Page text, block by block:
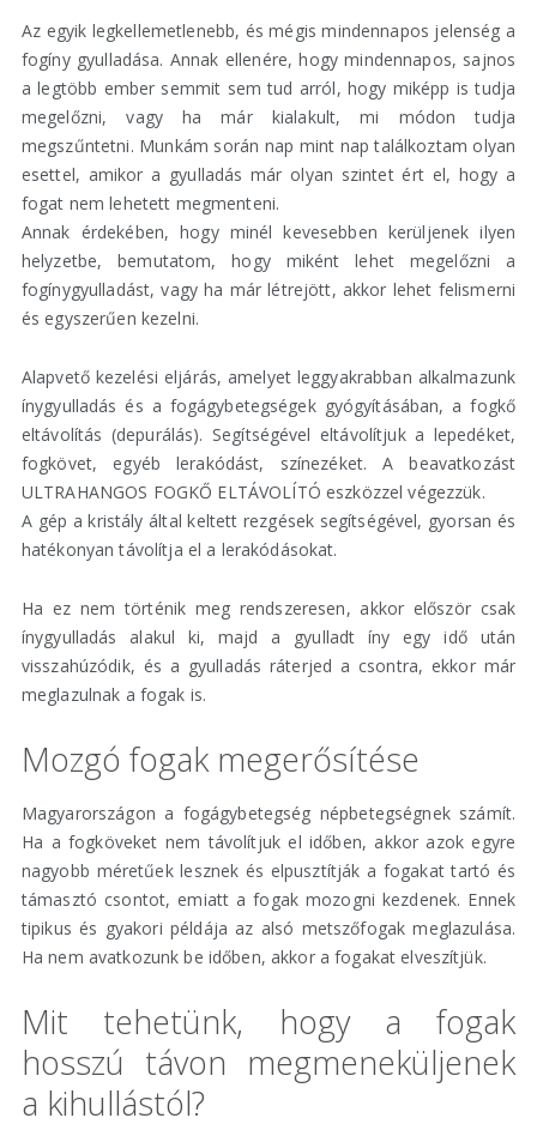
Az egyik legkellemetlenebb, és mégis mindennapos jelenség a
fogíny gyulladása. Annak ellenére, hogy mindennapos, sajnos
a legtöbb ember semmit sem tud arról, hogy miképp is tudja
megelőzni, vagy ha már kialakult, mi módon tudja
megszűntetni. Munkám során nap mint nap találkoztam olyan
esettel, amikor a gyulladás már olyan szintet ért el, hogy a
fogat nem lehetett megmenteni.
Annak érdekében, hogy minél kevesebben kerüljenek ilyen
helyzetbe, bemutatom, hogy miként lehet megelőzni a
fogínygyulladást, vagy ha már létrejött, akkor lehet felismerni
és egyszerűen kezelni.
Alapvető kezelési eljárás, amelyet leggyakrabban alkalmazunk
ínygyulladás és a fogágybetegségek gyógyításában, a fogkő
eltávolítás (depurálás). Segítségével eltávolítjuk a lepedéket,
fogkövet, egyéb lerakódást, színezéket. A beavatkozást
ULTRAHANGOS FOGKŐ ELTÁVOLÍTÓ eszközzel végezzük.
A gép a kristály által keltett rezgések segítségével, gyorsan és
hatékonyan távolítja el a lerakódásokat.
Ha ez nem történik meg rendszeresen, akkor először csak
ínygyulladás alakul ki, majd a gyulladt íny egy idő után
visszahúzódik, és a gyulladás ráterjed a csontra, ekkor már
meglazulnak a fogak is.
Mozgó fogak megerősítése
Magyarországon a fogágybetegség népbetegségnek számít.
Ha a fogköveket nem távolítjuk el időben, akkor azok egyre
nagyobb méretűek lesznek és elpusztítják a fogakat tartó és
támasztó csontot, emiatt a fogak mozogni kezdenek. Ennek
tipikus és gyakori példája az alsó metszőfogak meglazulása.
Ha nem avatkozunk be időben, akkor a fogakat elveszítjük.
Mit tehetünk, hogy a fogak
hosszú távon megmeneküljenek
a kihullástól?